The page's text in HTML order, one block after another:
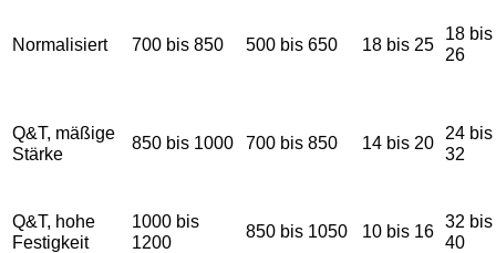
Normalisiert 700 bis 850 500 bis 650 18 bis 25
18 bis
26
Q&T, mäßige
Stärke
850 bis 1000 700 bis 850 14 bis 20
24 bis
32
Q&T, hohe
Festigkeit
1000 bis
1200
850 bis 1050 10 bis 16 32 bis
40